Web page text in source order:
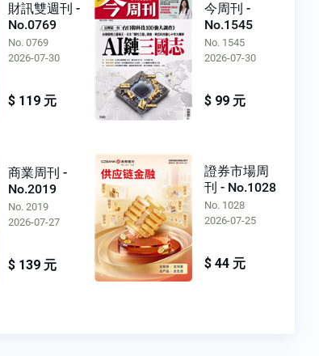
財訊雙週刊 -
No.0769
No. 0769
2026-07-30
$ 119 元
今周刊 -
No.1545
No. 1545
2026-07-30
$ 99 元
商業周刊 -
No.2019
No. 2019
2026-07-27
$ 139 元
證券市場周
刊 - No.1028
No. 1028
2026-07-25
$ 44 元